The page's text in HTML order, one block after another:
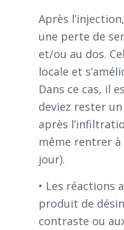
Après
une perte de
et/ou au dos.
locale et
Dans ce cas, il
deviez rester
après
même rentrer à
jour).
• Les réactions
produit de
contraste ou